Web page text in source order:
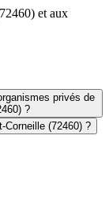
et aux
privés de
?
Corneille (72460) ?